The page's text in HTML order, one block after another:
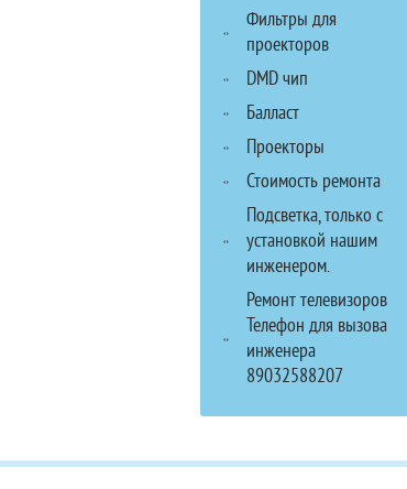
Фильтры для
проекторов
DMD чип
Балласт
Проекторы
Стоимость ремонта
Подсветка, только с
установкой нашим
инженером.
Ремонт телевизоров
Телефон для вызова
инженера
89032588207